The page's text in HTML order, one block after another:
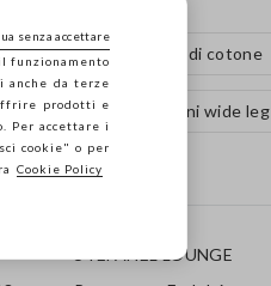
Maglie di cotone
Pantaloni wide leg
STEFANEL LOUNGE
funzionamento
da terze
prodotti e
Per accettare i
cookie" o per
Cookie Policy
senza accettare